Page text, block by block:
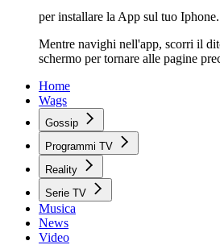
per installare la App sul tuo Iphone.
Mentre navighi nell'app, scorri il
schermo per tornare alle pagine
Home
Wags
Gossip
Programmi TV
Reality
Serie TV
Musica
News
Video